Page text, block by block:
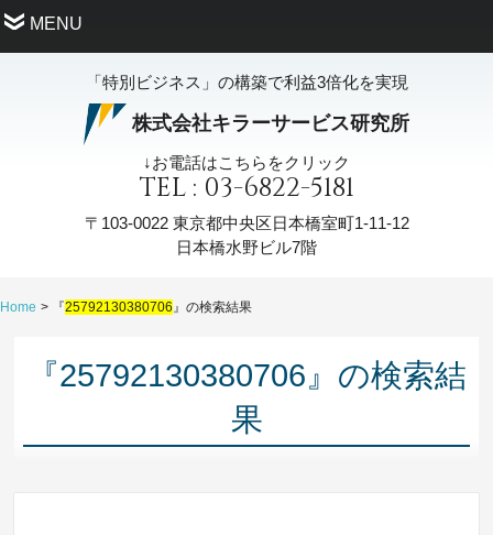
MENU
「特別ビジネス」の構築で利益3倍化を実現
株式会社キラーサービス研究所
↓お電話はこちらをクリック
TEL : 03-6822-5181
〒103-0022東京都中央区日本橋室町1-11-12
日本橋水野ビル7階
Home 『25792130380706』の検索結果
『25792130380706』の検索結
果